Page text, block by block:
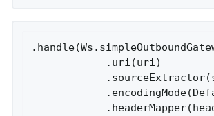
            .uri(uri)